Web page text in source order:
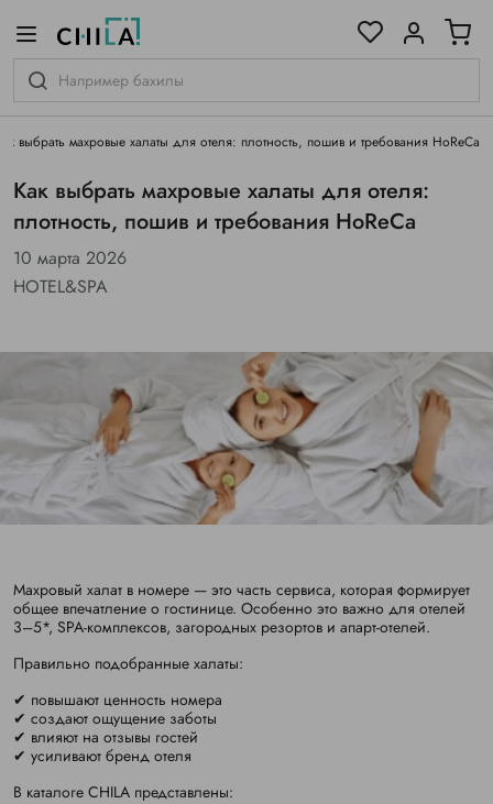
выбрать махровые халаты для отеля: плотность, пошив и требования HoReCa
Как выбрать махровые халаты для отеля:
плотность, пошив и требования HoReCa
10 марта 2026
HOTEL&SPA
Махровый халат в номере — это часть сервиса, которая формирует
общее впечатление о гостинице. Особенно это важно для отелей
3–5*, SPA-комплексов, загородных резортов и апарт-отелей.
Правильно подобранные халаты:
✔ повышают ценность номера
✔ создают ощущение заботы
✔ влияют на отзывы гостей
✔ усиливают бренд отеля
В каталоге CHILA представлены:
гамме